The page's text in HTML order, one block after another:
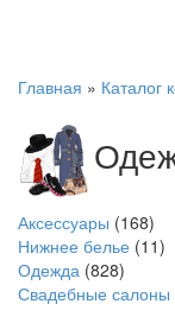
Главная » Каталог
Аксессуары (168)
Нижнее белье (11)
Одежда (828)
Свадебные салоны